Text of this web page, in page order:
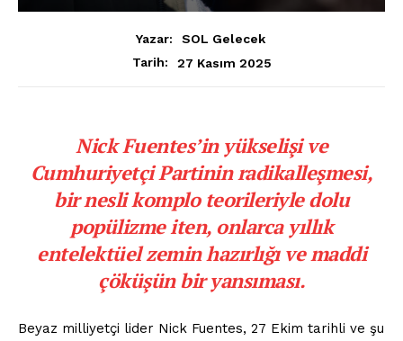
Yazar:
SOL Gelecek
Tarih:
27 Kasım 2025
Nick Fuentes’in yükselişi ve
Cumhuriyetçi Partinin radikalleşmesi,
bir nesli komplo teorileriyle dolu
popülizme iten, onlarca yıllık
entelektüel zemin hazırlığı ve maddi
çöküşün bir yansıması.
Beyaz milliyetçi lider Nick Fuentes, 27 Ekim tarihli ve şu